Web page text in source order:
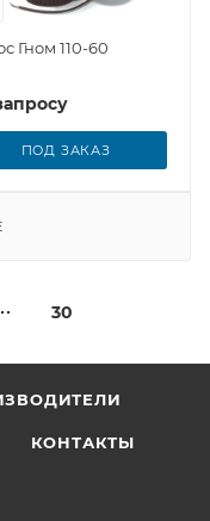
Гном 110-60
ПОД ЗАКАЗ
30
КОНТАКТЫ